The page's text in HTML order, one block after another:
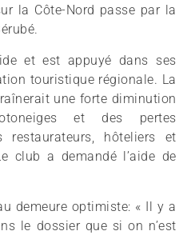
la Côte-Nord passe par la
et est appuyé dans ses
touristique régionale. La
une forte diminution
et des pertes
restaurateurs, hôteliers et
club a demandé l’aide de
demeure optimiste: « Il y a
le dossier que si on n’est